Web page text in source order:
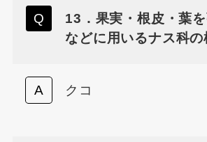
13．果実・根皮・葉
などに用いるナス科の
クコ